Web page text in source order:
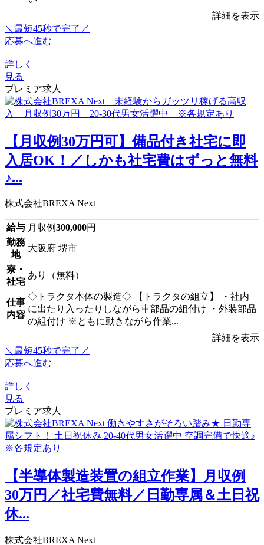
詳細を表示
＼最短45秒で完了／
応募へ進む
詳しく
見る
プレミア求人
【月収例30万円可】備品付き社宅に即
入居OK！／しかも社宅費はずっと無料
♪...
株式会社BREXA Next
給与 月収例300,000円
勤務
地
大阪府 堺市
寮・
社宅
あり（無料）
仕事
内容
◇トラクタ本体の製造◇ 【トラクタの組立】 ・社内
に出たり入ったりしながら車部品の組付け ・外装部品
の組付け ※ともに動きながら作業...
詳細を表示
＼最短45秒で完了／
応募へ進む
詳しく
見る
プレミア求人
【半導体製造装置の組立作業】月収例
30万円／社宅費無料／日勤専属＆土日祝
休...
株式会社BREXA Next